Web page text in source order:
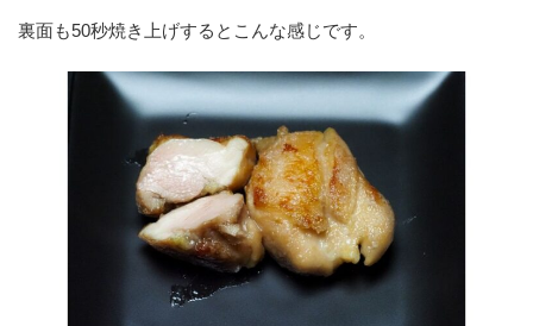
裏面も50秒焼き上げするとこんな感じです。